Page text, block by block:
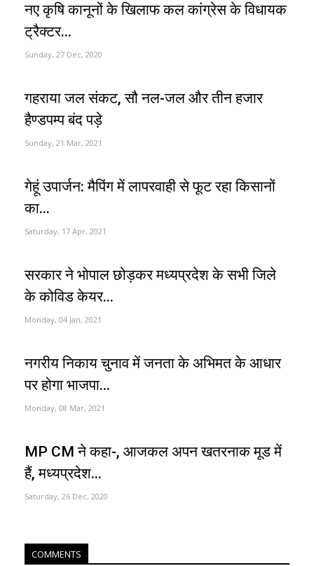
नए कृषि कानूनों के खिलाफ कल कांग्रेस के विधायक
ट्रैक्टर...
Sunday, 27 Dec, 2020
गहराया जल संकट, सौ नल-जल और तीन हजार
हैण्डपम्प बंद पड़े
Sunday, 21 Mar, 2021
गेहूं उपार्जन: मैपिंग में लापरवाही से फूट रहा किसानों
का...
Saturday, 17 Apr, 2021
सरकार ने भोपाल छोड़कर मध्यप्रदेश के सभी जिले
के कोविड केयर...
Monday, 04 Jan, 2021
नगरीय निकाय चुनाव में जनता के अभिमत के आधार
पर होगा भाजपा...
Monday, 08 Mar, 2021
MP CM ने कहा-, आजकल अपन खतरनाक मूड में
हैं, मध्यप्रदेश...
Saturday, 26 Dec, 2020
COMMENTS